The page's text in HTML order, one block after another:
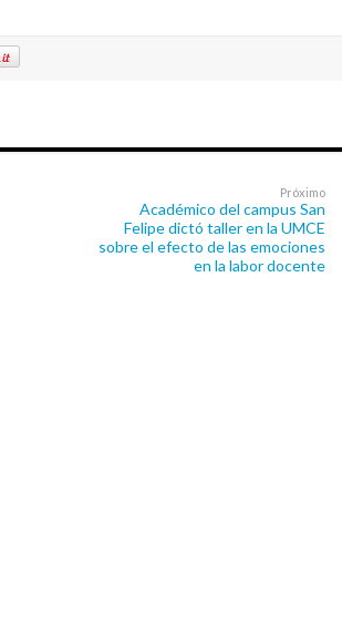
Próximo
Académico del campus San
Felipe dictó taller en la UMCE
sobre el efecto de las emociones
en la labor docente